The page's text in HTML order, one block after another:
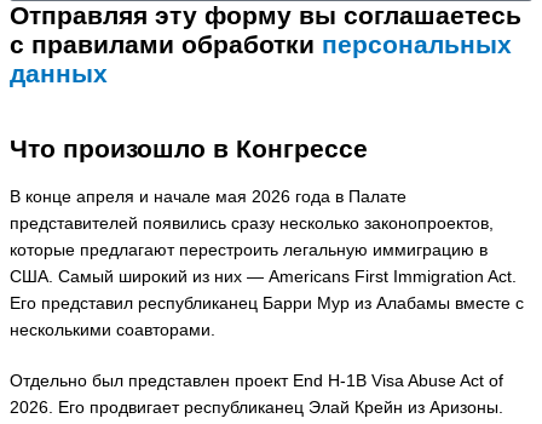
Отправляя эту форму вы соглашаетесь
с правилами обработки персональных
данных
Что произошло в Конгрессе
В конце апреля и начале мая 2026 года в Палате
представителей появились сразу несколько законопроектов,
которые предлагают перестроить легальную иммиграцию в
США. Самый широкий из них — Americans First Immigration Act.
Его представил республиканец Барри Мур из Алабамы вместе с
несколькими соавторами.
Отдельно был представлен проект End H-1B Visa Abuse Act of
2026. Его продвигает республиканец Элай Крейн из Аризоны.